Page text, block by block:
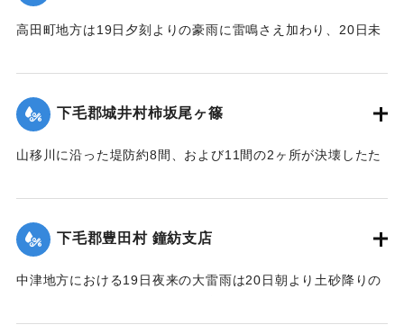
｜固有コード: 00275062
高田町地方は19日夕刻よりの豪雨に雷鳴さえ加わり、20日未
まずについに桂川は近々30分間くらいの間に、1丈4尺以上の
増水を見るにいたり、橋の架設工事で使用中の機械および小
舟が流失したのをはじめとして沿岸に積載ていた石炭、石
【出典：大分新聞 大正12年6月22日 朝刊7面、6月23日朝刊4
面】
｜固有コード:00275063
下毛郡城井村柿坂尾ヶ篠
山移川に沿った堤防約8間、および11間の2ヶ所が決壊したた
になった。
住民所有の木材、セメント（価格約800円）を流失した。
【出典：大分新聞 大正12年6月22日 朝刊4面、朝刊7面】
下毛郡豊田村 鐘紡支店
中津地方における19日夜来の大雷雨は20日朝より土砂降りの
た。これと同時に中津市外豊田村鐘紡支店付近一帯はほとん